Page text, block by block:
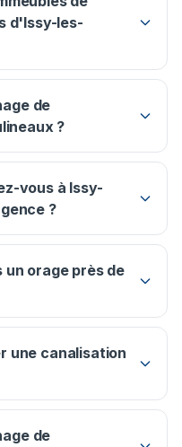
d'Issy-les-
de
?
vous à Issy-
?
orage près de
une canalisation
de